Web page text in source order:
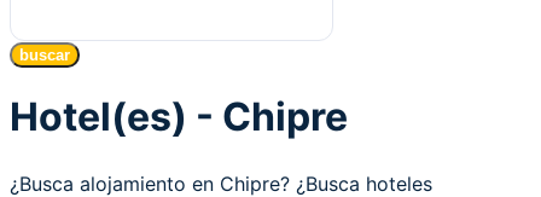
buscar
Hotel(es) - Chipre
¿Busca alojamiento en Chipre? ¿Busca hoteles